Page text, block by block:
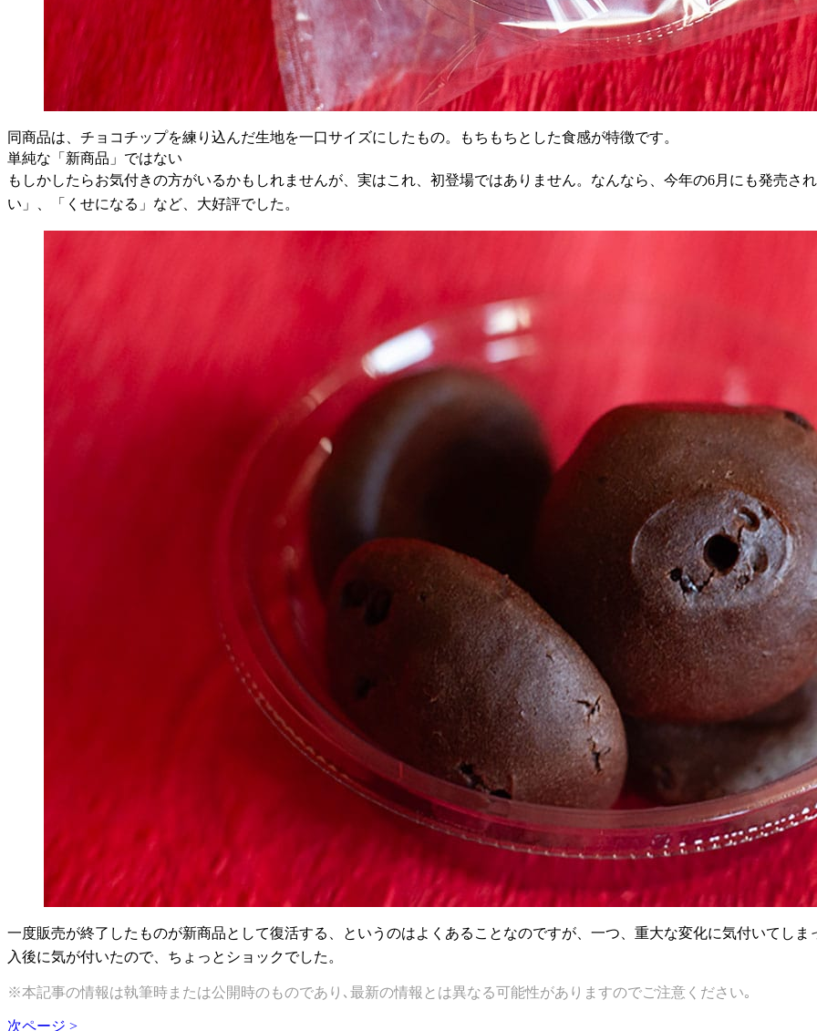
同商品は、チョコチップを練り込んだ生地を一口サイズにしたもの。もちもちとした食感が特徴です。
単純な「新商品」ではない
もしかしたらお気付きの方がいるかもしれませんが、実はこれ、初登場ではありません。なんなら、今年の6月にも発売さ
い」、「くせになる」など、大好評でした。
一度販売が終了したものが新商品として復活する、というのはよくあることなのですが、一つ、重大な変化に気付いてしま
入後に気が付いたので、ちょっとショックでした。
※本記事の情報は執筆時または公開時のものであり､最新の情報とは異なる可能性がありますのでご注意ください｡
次ページ >